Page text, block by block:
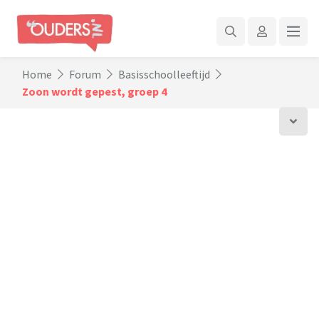
Home Forum
Basisschoolleeftijd
Zoon wordt gepest, groep 4